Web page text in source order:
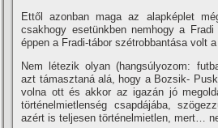
Ettől azonban maga az alapképlet
csak­hogy esetünkben nem­hogy a
éppen a Fradi-tá­bor szétrobbantása volt a
Nem létezik olyan (hangsúlyo­zom:
azt támasztaná alá, hogy a Bozsik-
volna ott és akkor az iga­zán jó
történelmietlenség csap­dájába,
azért is teljesen történelmiet­len, mert…